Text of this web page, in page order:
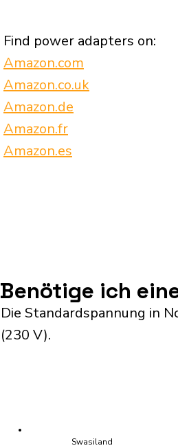
Find power adapters on:
Amazon.com
Amazon.co.uk
Amazon.de
Amazon.fr
Amazon.es
Benötige ich
Die Standardspannung in
(230 V).
Swasiland